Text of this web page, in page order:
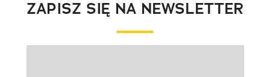
ZAPISZ SIĘ NA NEWSLETTER